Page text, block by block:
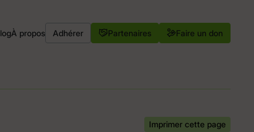
À propos Adhérer Partenaires Faire un don
Imprimer cette page